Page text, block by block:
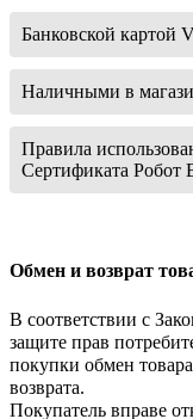
Банковской картой
Наличными в
Правила
Сертификата Робот
Обмен и возврат
В соответствии с
защите прав
покупки обмен
возврата.
Покупатель вправе